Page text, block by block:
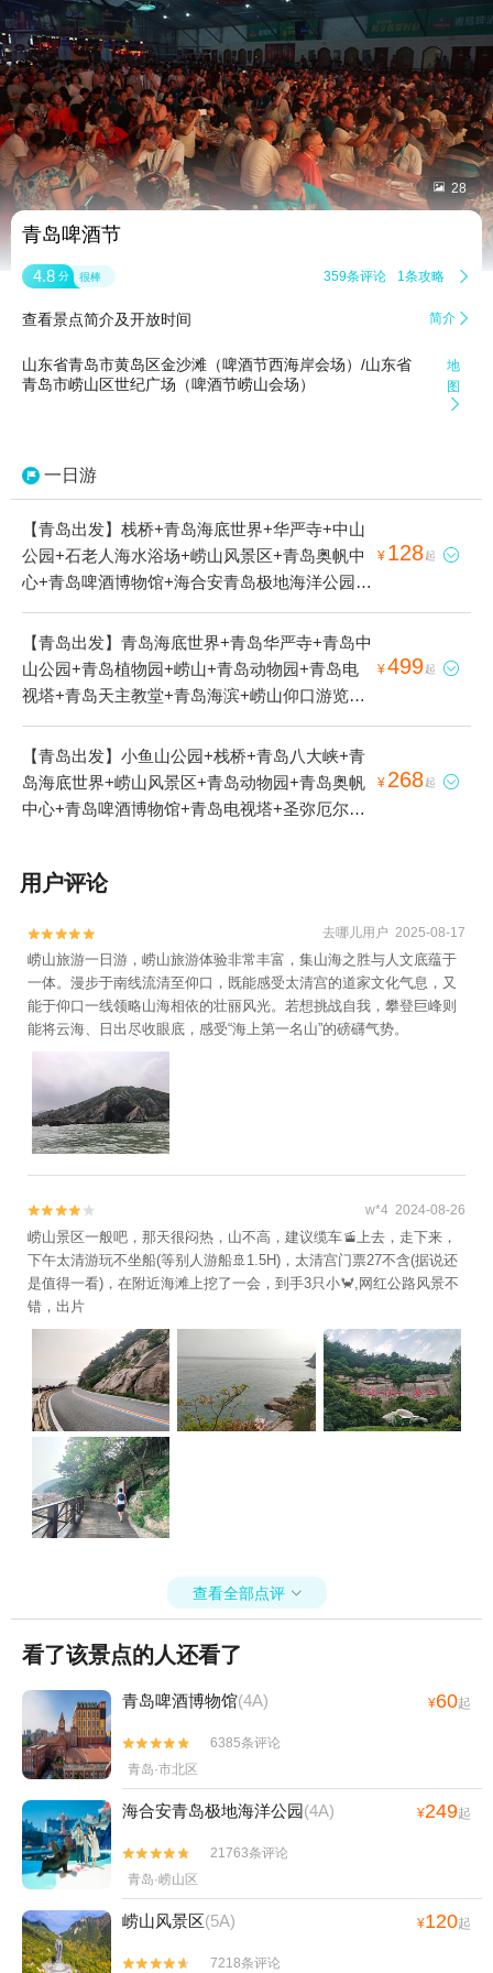
 28
青岛啤酒节
4.8 分 很棒 359条评论 1条攻略 
查看景点简介及开放时间 简介 
山东省青岛市黄岛区金沙滩（啤酒节西海岸会场）/山东省
青岛市崂山区世纪广场（啤酒节崂山会场）
地
图

一日游
【青岛出发】栈桥+青岛海底世界+华严寺+中山
公园+石老人海水浴场+崂山风景区+青岛奥帆中
心+青岛啤酒博物馆+海合安青岛极地海洋公园
+圣弥厄尔教堂+五四广场+劈柴院+崂山仰口游
览区+青岛海上观光+台东商业街+青岛火车站
+青岛啤酒节+八水河+崂山太清游览区+金沙滩
啤酒城+第一海水浴场--已下线+青岛市博物馆
¥ 128起 
【青岛出发】青岛海底世界+青岛华严寺+青岛中
山公园+青岛植物园+崂山+青岛动物园+青岛电
视塔+青岛天主教堂+青岛海滨+崂山仰口游览区
+青岛湾+青岛海上观光+青岛火车站+青岛太平
山+青岛啤酒节+青岛世博园+八水河+崂山太清
游览区+崂山海上游船+青岛博物馆+青山渔村
+青岛唐岛湾1日游
¥499起 
【青岛出发】小鱼山公园+栈桥+青岛八大峡+青
岛海底世界+崂山风景区+青岛动物园+青岛奥帆
中心+青岛啤酒博物馆+青岛电视塔+圣弥厄尔教
本地玩乐+青岛云上海天+青岛奥帆海洋文化旅游
¥ 268起 
用户评论

 去哪儿用户 2025-08-17
崂山旅游一日游​​​​​​，崂山​旅游体验非常丰富，集山海之胜与人文底蕴于
一体。漫步于南线流清至仰口，既能感受太清宫的道家文化气息，又
能于仰口一线领略山海相依的壮丽风光。若想挑战自我，攀登巨峰则
能将云海、日出尽收眼底，感受“海上第一名山”的磅礴气势。

 w*4 2024-08-26
崂山景区一般吧，那天很闷热，山不高，建议缆车🚡上去，走下来，
下午太清游玩不坐船(等别人游船🚢1.5H)，太清宫门票27不含(据说还
是值得一看)，在附近海滩上挖了一会，到手3只小🦀,网红公路风景不
错，出片
查看全部点评 
看了该景点的人还看了
青岛啤酒博物馆(4A) ¥60起


6385条评论
青岛·市北区
海合安青岛极地海洋公园(4A) ¥249起


21763条评论
青岛·崂山区
崂山风景区(5A) ¥120起

 7218条评论
